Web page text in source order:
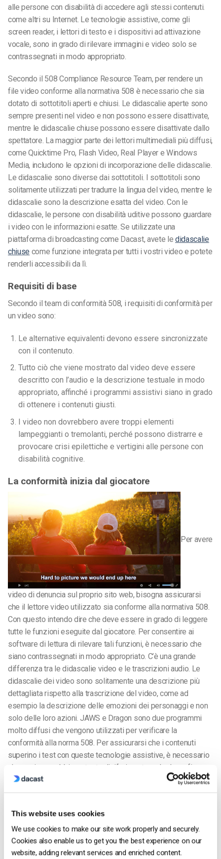
This website uses cookies
We use cookies to make our site work properly and securely.
Cookies also enable us to get you the best experience on our
website, adding relevant services and enriched content.
alle persone con disabilità di accedere agli stessi contenuti.
come altri su Internet. Le tecnologie assistive, come gli
screen reader, i lettori di testo e i dispositivi ad attivazione
vocale, sono in grado di rilevare immagini e video solo se
contrassegnati in modo appropriato.
Secondo il 508 Compliance Resource Team, per rendere un
file video conforme alla normativa 508 è necessario che sia
dotato di sottotitoli aperti e chiusi. Le didascalie aperte sono
sempre presenti nel video e non possono essere disattivate,
mentre le didascalie chiuse possono essere disattivate dallo
spettatore. La maggior parte dei lettori multimediali più diffusi,
come Quicktime Pro, Flash Video, Real Player e Windows
Media, includono le opzioni di incorporazione delle didascalie.
Le didascalie sono diverse dai sottotitoli. I sottotitoli sono
solitamente utilizzati per tradurre la lingua del video, mentre le
didascalie sono la descrizione esatta del video. Con le
didascalie, le persone con disabilità uditive possono guardare
i video con le informazioni esatte. Se utilizzate una
piattaforma di broadcasting come Dacast, avete le didascalie
chiuse come funzione integrata per tutti i vostri video e potete
renderli accessibili da lì.
Requisiti di base
Secondo il team di conformità 508, i requisiti di conformità per
un video sono:
Le alternative equivalenti devono essere sincronizzate
con il contenuto.
Tutto ciò che viene mostrato dal video deve essere
descritto con l’audio e la descrizione testuale in modo
appropriato, affinché i programmi assistivi siano in grado
di ottenere i contenuti giusti.
I video non dovrebbero avere troppi elementi
lampeggianti o tremolanti, perché possono distrarre e
provocare crisi epilettiche e vertigini alle persone con
disabilità cognitive.
La conformità inizia dal giocatore
Per avere
video di denuncia sul proprio sito web, bisogna assicurarsi
che il lettore video utilizzato sia conforme alla normativa 508.
Con questo intendo dire che deve essere in grado di leggere
tutte le funzioni eseguite dal giocatore. Per consentire ai
software di lettura di rilevare tali funzioni, è necessario che
siano contrassegnati in modo appropriato. C’è una grande
differenza tra le didascalie video e le trascrizioni audio. Le
didascalie dei video sono solitamente una descrizione più
dettagliata rispetto alla trascrizione del video, come ad
esempio la descrizione delle emozioni dei personaggi e non
solo delle loro azioni. JAWS e Dragon sono due programmi
molto diffusi che vengono utilizzati per verificare la
conformità alla norma 508. Per assicurarsi che i contenuti
superino i test con queste tecnologie assistive, è necessario
che ogni cosa abbia un testo di riferimento e che la grafica
non sia eccessiva.
conformi alla norma 508 sul web. Secondo Samantha Warren
(ex designer) nel suo articolo,A Designer’s Guide to
Accessibility and 508 Compliance, affronta alcune confusioni
comuni. Il mito più diffuso è che l’accessibilità significhi che il